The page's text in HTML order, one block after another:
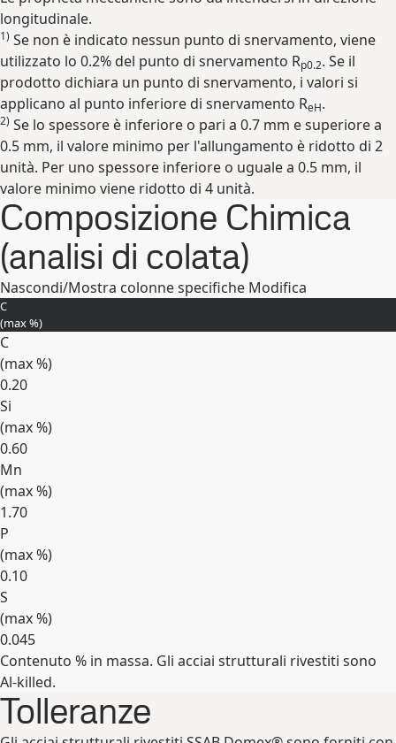
longitudinale.
1) Se non è indicato nessun punto di snervamento, viene
utilizzato lo 0.2% del punto di snervamento Rp0.2. Se il
prodotto dichiara un punto di snervamento, i valori si
applicano al punto inferiore di snervamento ReH.
2) Se lo spessore è inferiore o pari a 0.7 mm e superiore a
0.5 mm, il valore minimo per l'allungamento è ridotto di 2
unità. Per uno spessore inferiore o uguale a 0.5 mm, il
valore minimo viene ridotto di 4 unità.
Composizione Chimica
(analisi di colata)
Nascondi/Mostra colonne specifiche Modifica
C
(max%)
C
(max%)
0.20
Si
(max%)
0.60
Mn
(max%)
1.70
P
(max%)
0.10
S
(max%)
0.045
Espandi
Contenuto % in massa. Gli acciai strutturali rivestiti sono
Al-killed.
Tolleranze